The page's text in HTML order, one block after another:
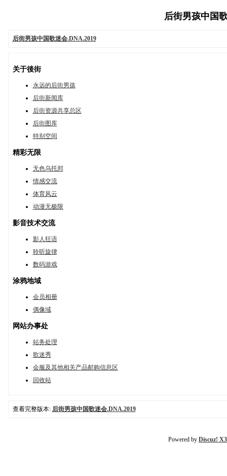
后街男孩中国
后街男孩中国歌迷会.DNA.2019
关于後街
永远的后街男孩
后街新闻库
后街资源共享总区
后街图库
特别空间
精彩无限
无色乌托邦
情感交流
体育风云
动漫无极限
影音技术交流
影人狂语
聆听旋律
数码游戏
涂鸦地域
会员相册
偶像域
网站办事处
站务处理
歌迷秀
会服及其他相关产品邮购信息区
回收站
查看完整版本: 后街男孩中国歌迷会.DNA.2019
Powered by Discuz!